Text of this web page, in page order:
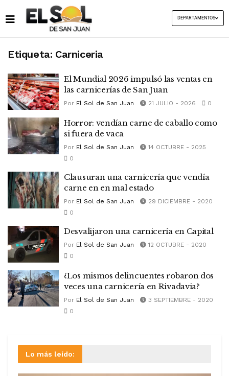
DEPARTAMENTOS
Etiqueta: Carniceria
El Mundial 2026 impulsó las ventas en
las carnicerías de San Juan
Por El Sol de San Juan 21 JULIO - 2026 0
Horror: vendían carne de caballo como
si fuera de vaca
Por El Sol de San Juan
14 OCTUBRE - 2025
0
Clausuran una carnicería que vendía
carne en en mal estado
Por El Sol de San Juan
29 DICIEMBRE - 2020
0
Desvalijaron una carnicería en Capital
Por El Sol de San Juan
12 OCTUBRE - 2020
0
¿Los mismos delincuentes robaron dos
veces una carnicería en Rivadavia?
Por El Sol de San Juan
3 SEPTIEMBRE - 2020
0
Lo más leído: